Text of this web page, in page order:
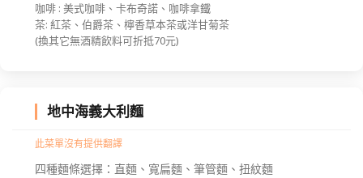
咖啡 : 美式咖啡、卡布奇諾、咖啡拿鐵
茶: 紅茶、伯爵茶、檸香草本茶或洋甘菊茶
(換其它無酒精飲料可折抵70元)
地中海義大利麵
此菜單沒有提供翻譯
四種麵條選擇：直麵、寬扁麵、筆管麵、扭紋麵